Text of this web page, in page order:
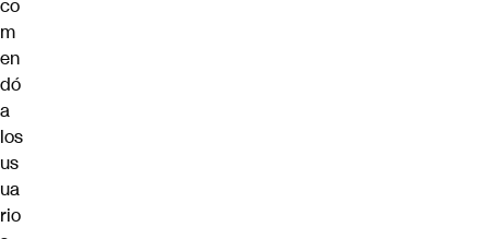
co
m
en
dó
a
los
us
ua
rio